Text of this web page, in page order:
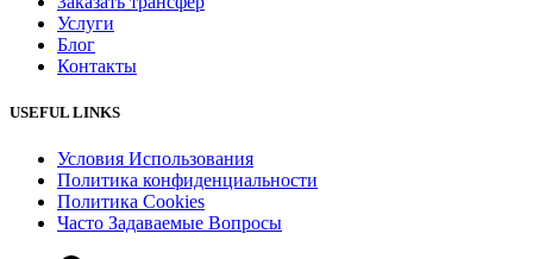
Услуги
Блог
Контакты
USEFUL LINKS
Условия Использования
Политика конфиденциальности
Политика Cookies
Часто Задаваемые Вопросы